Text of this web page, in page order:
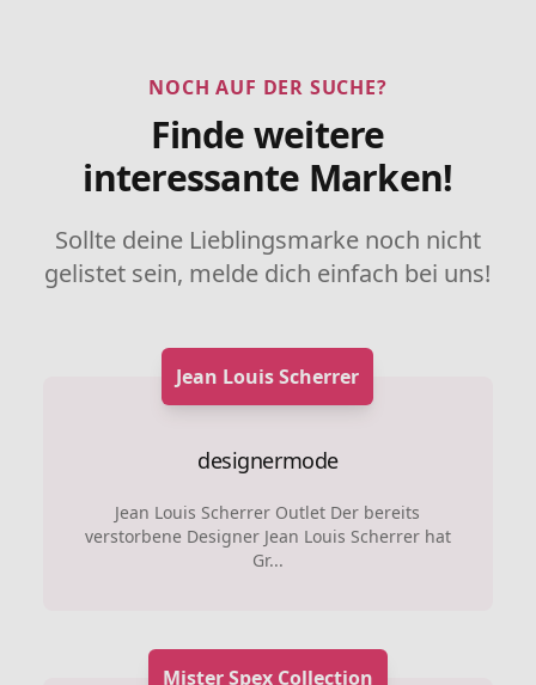
NOCH AUF DER SUCHE?
Finde weitere
interessante Marken!
Sollte deine Lieblingsmarke noch nicht
gelistet sein, melde dich einfach bei uns!
Jean Louis Scherrer
designermode
Jean Louis Scherrer Outlet Der bereits
verstorbene Designer Jean Louis Scherrer hat
Gr...
Mister Spex Collection